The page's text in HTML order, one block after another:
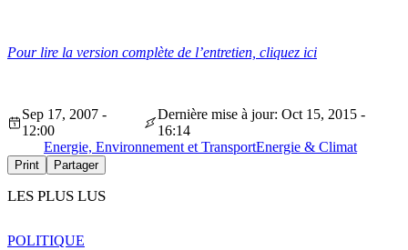
Pour lire la version complète de l’entretien, cliquez ici
Sep 17, 2007 -
12:00
Dernière mise à jour: Oct 15, 2015 -
16:14
Energie, Environnement et TransportEnergie & Climat
Print Partager
LES PLUS LUS
POLITIQUE